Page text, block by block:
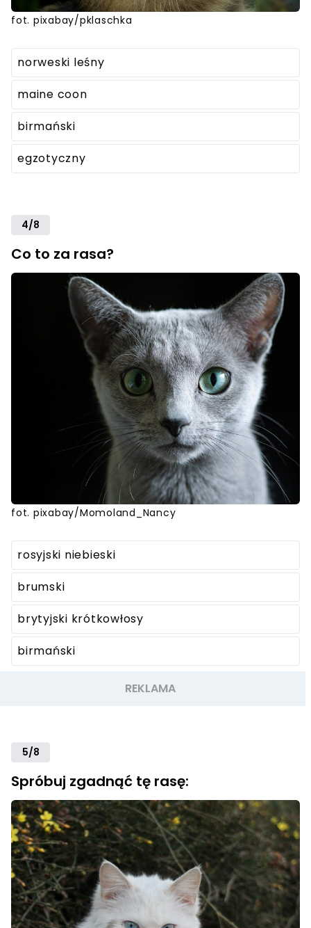
fot. pixabay/pklaschka
norweski leśny
maine coon
birmański
egzotyczny
4/8
Co to za rasa?
fot. pixabay/Momoland_Nancy
rosyjski niebieski
brumski
brytyjski krótkowłosy
birmański
5/8
Spróbuj zgadnąć tę rasę: